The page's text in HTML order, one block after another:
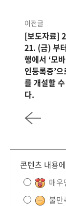
이전글
[보도자료]
21. (금) 부
행에서 ‘모
인등록증’
를 개설할
다.
콘텐츠 내용
매우
불만